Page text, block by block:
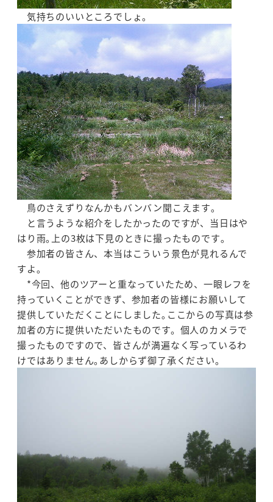
気持ちのいいところでしょ｡
鳥のさえずりなんかもバンバン聞こえます｡
と言うような紹介をしたかったのですが、当日はや
はり雨｡上の3枚は下見のときに撮ったものです｡
参加者の皆さん、本当はこういう景色が見れるんで
すよ｡
*今回、他のツアーと重なっていたため、一眼レフを
持っていくことができず、参加者の皆様にお願いして
提供していただくことにしました｡ここからの写真は参
加者の方に提供いただいたものです。個人のカメラで
撮ったものですので、皆さんが満遍なく写っているわ
けではありません｡あしからず御了承ください｡